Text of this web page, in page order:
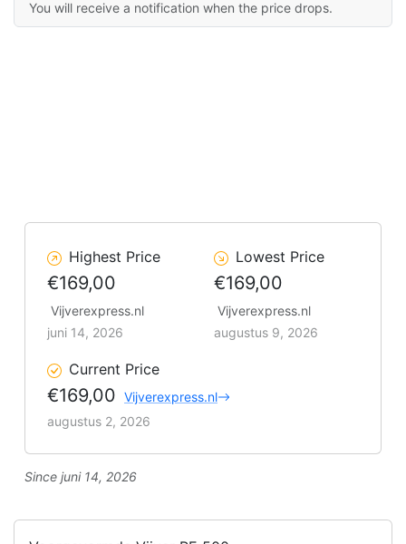
You will receive a notification when the price drops.
Highest Price
€169,00
Vijverexpress.nl
juni 14, 2026
Lowest Price
€169,00
Vijverexpress.nl
augustus 9, 2026
Current Price
€169,00 Vijverexpress.nl
augustus 2, 2026
Since juni 14, 2026